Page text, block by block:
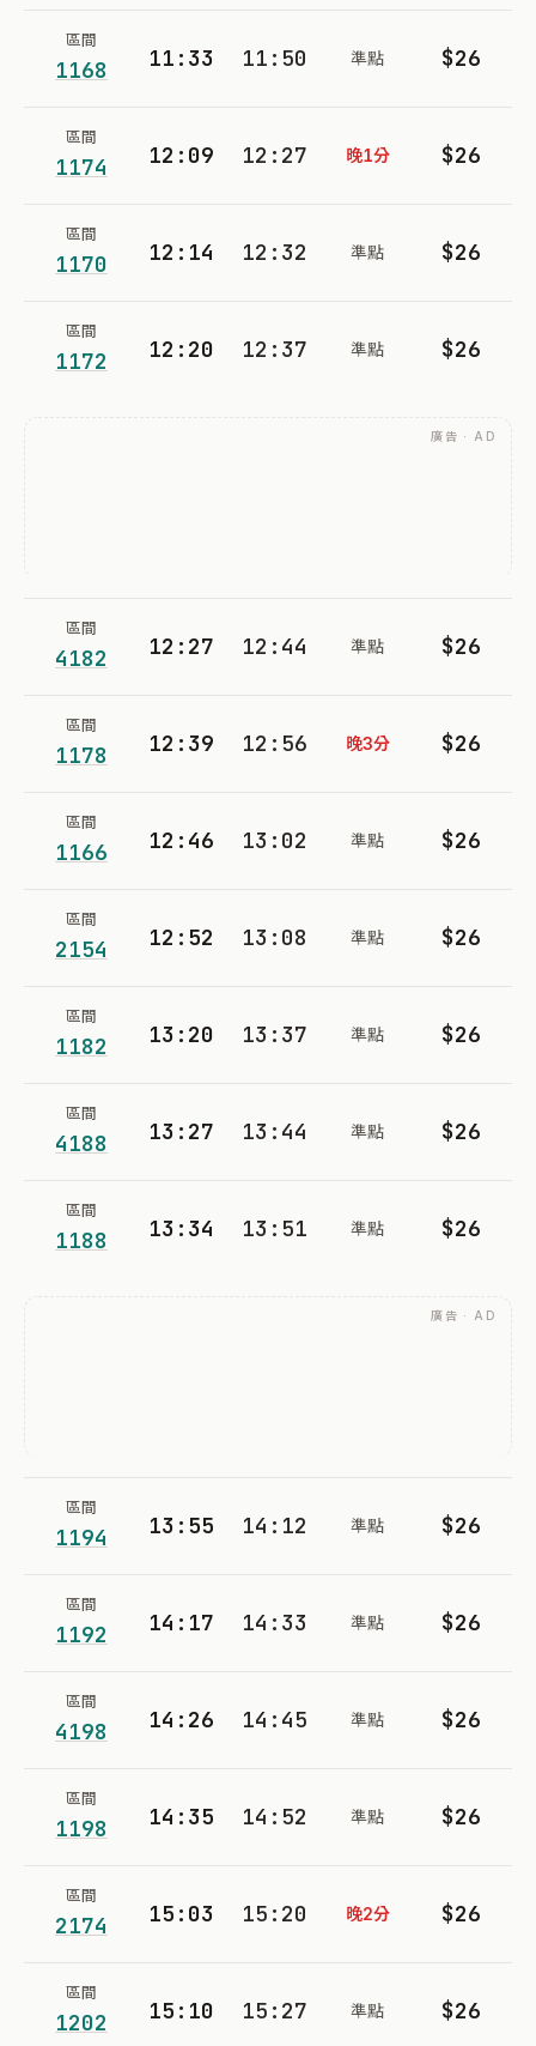
區間
1168 11:33 11:50 準點 $26
區間
1174 12:09 12:27 晚1分 $26
區間
1170 12:14 12:32 準點 $26
區間
1172 12:20 12:37 準點 $26
廣告 · AD
區間
4182 12:27 12:44 準點 $26
區間
1178 12:39 12:56 晚3分 $26
區間
1166 12:46 13:02 準點 $26
區間
2154 12:52 13:08 準點 $26
區間
1182 13:20 13:37 準點 $26
區間
4188 13:27 13:44 準點 $26
區間
1188 13:34 13:51 準點 $26
廣告 · AD
區間
1194 13:55 14:12 準點 $26
區間
1192 14:17 14:33 準點 $26
區間
4198 14:26 14:45 準點 $26
區間
1198 14:35 14:52 準點 $26
區間
2174 15:03 15:20 晚2分 $26
區間
1202 15:10 15:27 準點 $26